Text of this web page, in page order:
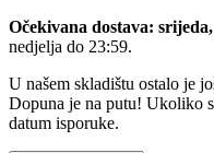
Očekivana dostava:
nedjelja do 23:59.
U našem skladištu ostalo je
Dopuna je na putu! Ukoliko
datum isporuke.